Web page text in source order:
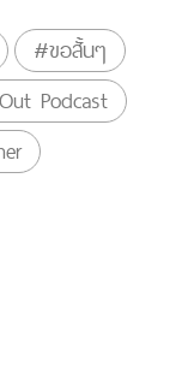
#ขอสั้นๆ
Podcast